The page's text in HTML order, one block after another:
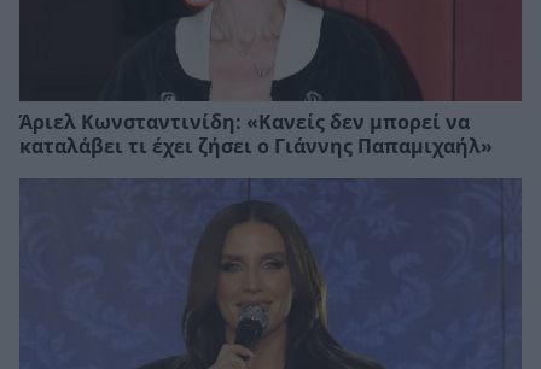
Άριελ Κωνσταντινίδη: «Κανείς δεν μπορεί να
καταλάβει τι έχει ζήσει ο Γιάννης Παπαμιχαήλ»